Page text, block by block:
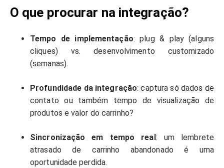
O que procurar na integração?
Tempo de implementação: plug & play (alguns
cliques) vs. desenvolvimento customizado
(semanas).
Profundidade da integração: captura só dados de
contato ou também tempo de visualização de
produtos e valor do carrinho?
Sincronização em tempo real: um lembrete
atrasado de carrinho abandonado é uma
oportunidade perdida.